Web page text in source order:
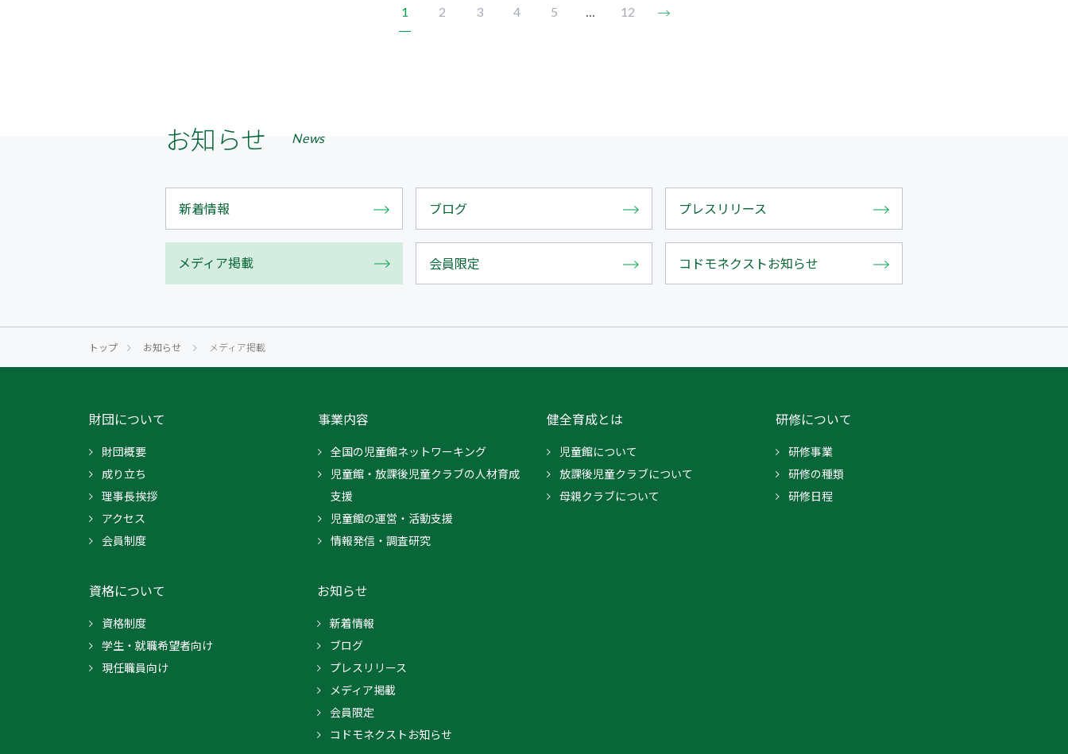
1 2 3 4 5 ... 12
お知らせ News
新着情報 ブログ プレスリリース
メディア掲載 会員限定 コドモネクストお知らせ
トップ お知らせ メディア掲載
財団について
財団概要
成り立ち
理事長挨拶
アクセス
会員制度
事業内容
全国の児童館ネットワーキング
児童館・放課後児童クラブの人材育成
支援
児童館の運営・活動支援
情報発信・調査研究
健全育成とは
児童館について
放課後児童クラブについて
母親クラブについて
研修について
研修事業
研修の種類
研修日程
資格について
資格制度
学生・就職希望者向け
現任職員向け
お知らせ
新着情報
ブログ
プレスリリース
メディア掲載
会員限定
コドモネクストお知らせ